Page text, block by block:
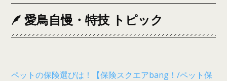
愛鳥自慢・特技 トピック
ペットの保険選びは！【保険スクエアbang！/ペット保